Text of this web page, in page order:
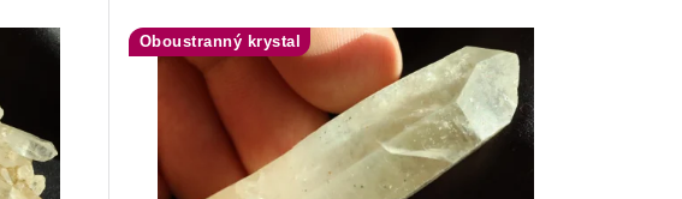
Oboustranný krystal